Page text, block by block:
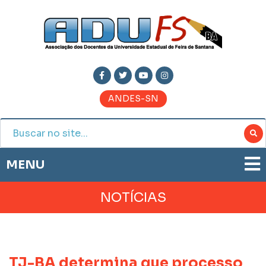
ANDES-SN
MENU
HISTÓRIA
PRESTAÇÃO DE CONTAS
NOTÍCIAS